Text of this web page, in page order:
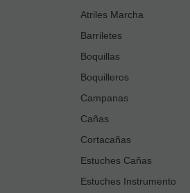
Atriles Marcha
Barriletes
Boquillas
Boquilleros
Campanas
Cañas
Cortacañas
Estuches Cañas
Estuches Instrumento